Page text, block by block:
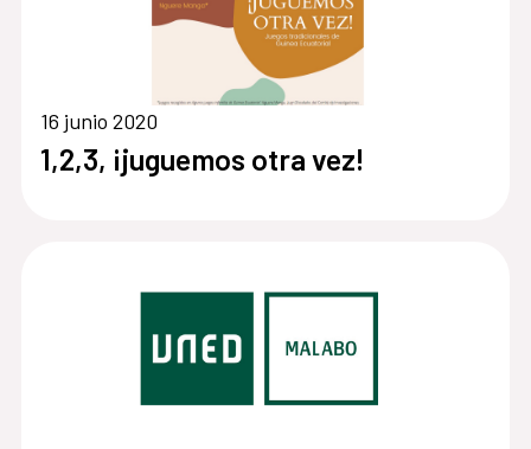
16 junio 2020
1,2,3, ¡juguemos otra vez!